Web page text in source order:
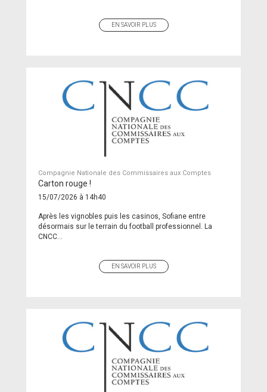
EN SAVOIR PLUS
Compagnie Nationale des Commissaires aux Comptes
Carton rouge !
15/07/2026 à 14h40
Après les vignobles puis les casinos, Sofiane entre
désormais sur le terrain du football professionnel. La
CNCC...
EN SAVOIR PLUS